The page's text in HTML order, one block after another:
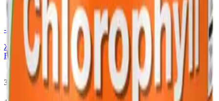
- 27 Нет в наличии
Жидкий хлорофилл / Chlorophyll Liquid, мята, 473 мл. NOW
Foods
3 500 2 555₽